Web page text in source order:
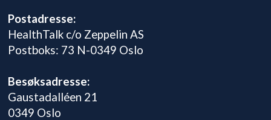
Postadresse:
HealthTalk c/o Zeppelin AS
Postboks: 73 N-0349 Oslo
Besøksadresse:
Gaustadalléen 21
0349 Oslo